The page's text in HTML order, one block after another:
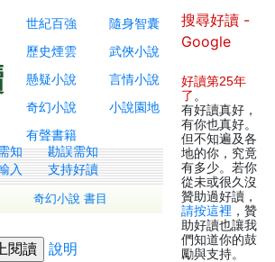
世紀百強
隨身智囊
歷史煙雲
武俠小說
懸疑小說
言情小說
奇幻小說
小說園地
有聲書籍
知
勘誤需知
入
支持好讀
奇幻小說 書目
說明
搜尋好讀 -
Google
好讀第25年
了 。
有好讀真好，
有你也真好。
但不知遍及各
地的你，究竟
有多少。若你
從未或很久沒
贊助過好讀，
請按這裡 ，贊
助好讀也讓我
們知道你的鼓
勵與支持。